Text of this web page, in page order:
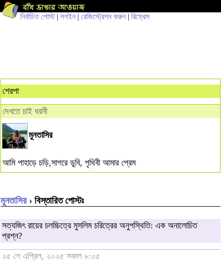
নির্বাচিত পোস্ট| লগইন | রেজিস্ট্রেশন করুন | রিফ্রেস
শেরপা
দেখতে চাই ধরনী
মুনতাসির
আমি পাহাড়ে চড়ি,সাগরে ডুবি, পৃথিবী আমার প্রেম
মুনতাসির› বিস্তারিত পোস্টঃ
সত্যজিৎ রায়ের চলচ্চিত্রে মুসলিম চরিত্রের অনুপস্থিতি: এক অনালোচিত
প্রশ্ন?
২৫ শে এপ্রিল, ২০২৫ সকাল ৮:০৫